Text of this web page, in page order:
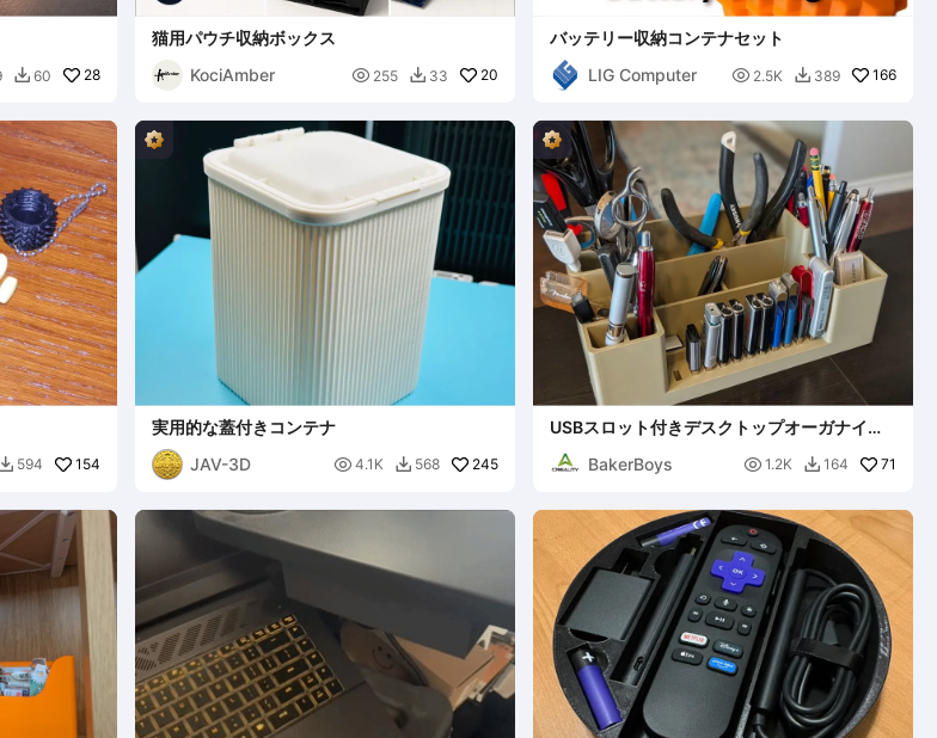
 60 28
猫用パウチ収納ボックス
KociAmber
 255  33 20
バッテリー収納コンテナセット
LIG Computer
 2.5K  389 166
594 154
実用的な蓋付きコンテナ
JAV-3D
 4.1K  568 245
USBスロット付きデスクトップオーガナイザ
BakerBoys
 1.2K  164 71